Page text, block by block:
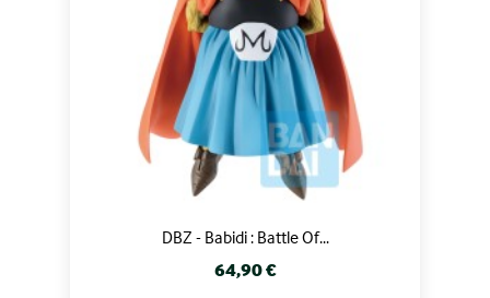
DBZ - Babidi : Battle Of...
Prix
64,90 €